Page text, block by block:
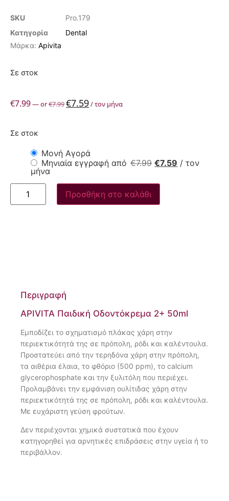
SKU
Pro.179
Κατηγορία
Dental
Μάρκα: Apivita
Σε στοκ
€7.99—or€7.99€7.59/ τον μήνα
Σε στοκ
Μονή Αγορά
Μηνιαία εγγραφή από €7.99 €7.59 / τον
μήνα
Προσθήκη στο καλάθι
Περιγραφή
APIVITA Παιδική Οδοντόκρεμα 2+ 50ml
Εμποδίζει το σχηματισμό πλάκας χάρη στην
περιεκτικότητά της σε πρόπολη, ρόδι και καλέντουλα.
Προστατεύει από την τερηδόνα χάρη στην πρόπολη,
τα αιθέρια έλαια, το φθόριο (500 ppm), το calcium
glycerophosphate και την ξυλιτόλη που περιέχει.
Προλαμβάνει την εμφάνιση ουλίτιδας χάρη στην
περιεκτικότητά της σε πρόπολη, ρόδι και καλέντουλα.
Με ευχάριστη γεύση φρούτων.
Δεν περιέχονται χημικά συστατικά που έχουν
κατηγορηθεί για αρνητικές επιδράσεις στην υγεία ή το
περιβάλλον.